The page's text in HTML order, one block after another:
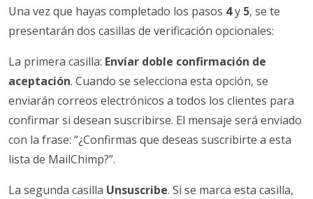
Una vez que hayas completado los pasos 4y 5, se te
presentarán dos casillas de verificación opcionales:
La primera casilla: Envíar doble confirmación de
aceptación. Cuando se selecciona esta opción, se
enviarán correos electrónicos a todos los clientes para
confirmar si desean suscribirse. El mensaje será enviado
con la frase: “¿Confirmas que deseas suscribirte a esta
lista de MailChimp?”.
La segunda casilla Unsuscribe. Si se marca esta casilla,